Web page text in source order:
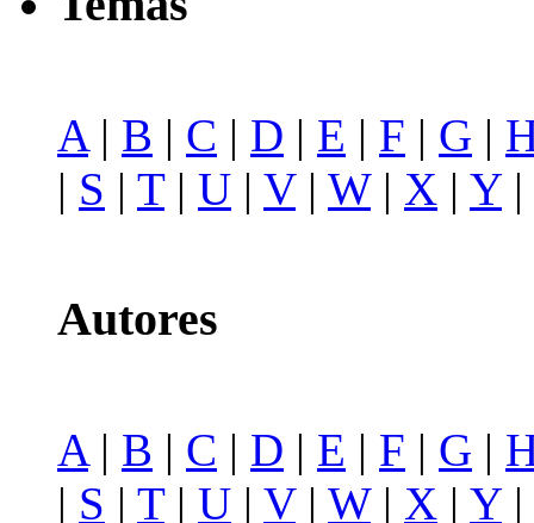
A | B | C | D | E | F | G |
| S | T| U | V| W| X | Y|
Autores
A| B | C | D | E | F | G |
| S | T| U | V| W| X | Y|